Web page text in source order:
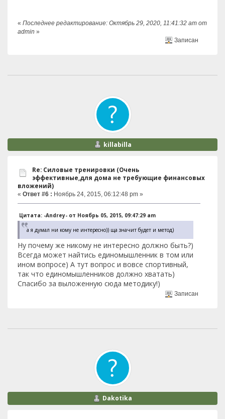
« Последнее редактирование: Октябрь 29, 2020, 11:41:32 am от
admin »
Записан
killabilla
Re: Силовые тренировки (Очень
эффективные,для дома не требующие финансовых
вложений)
« Ответ #6 : Ноябрь 24, 2015, 06:12:48 pm »
Цитата: -Andrey- от Ноябрь 05, 2015, 09:47:29 am
а я думал ни кому не интересно)) ща значит будет и метод)
Ну почему же никому не интересно должно быть?)
Всегда может найтись единомышленник в том или
ином вопросе) А тут вопрос и вовсе спортивный,
так что единомышленников должно хватать)
Спасибо за выложенную сюда методику!)
Записан
Dakotika